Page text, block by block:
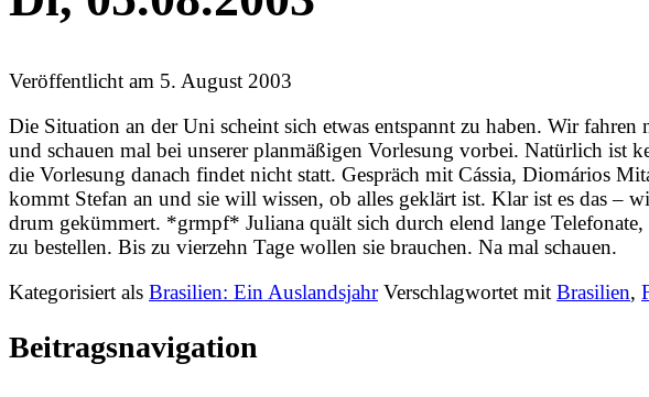
Veröffentlicht am 5. August 2003
Die Situation an der Uni scheint sich etwas entspannt zu haben. Wir fahren
und schauen mal bei unserer planmäßigen Vorlesung vorbei. Natürlich ist
die Vorlesung danach findet nicht statt. Gespräch mit Cássia, Diomários
kommt Stefan an und sie will wissen, ob alles geklärt ist. Klar ist es das –
drum gekümmert. *grmpf* Juliana quält sich durch elend lange
zu bestellen. Bis zu vierzehn Tage wollen sie brauchen. Na mal schauen.
Kategorisiert als Brasilien: Ein Auslandsjahr Verschlagwortet mit Brasilien,
Beitragsnavigation